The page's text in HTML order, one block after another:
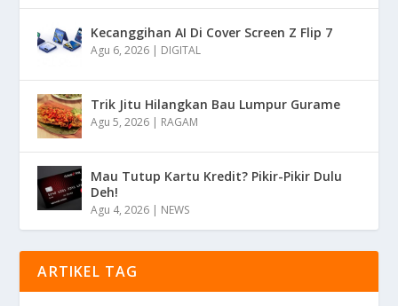
Kecanggihan AI Di Cover Screen Z Flip 7
Agu 6, 2026 | DIGITAL
Trik Jitu Hilangkan Bau Lumpur Gurame
Agu 5, 2026 | RAGAM
Mau Tutup Kartu Kredit? Pikir-Pikir Dulu
Deh!
Agu 4, 2026 | NEWS
ARTIKEL TAG